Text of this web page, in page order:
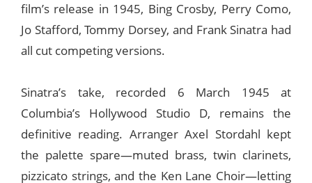
film’s release in 1945, Bing Crosby, Perry Como,
Jo Stafford, Tommy Dorsey, and Frank Sinatra had
all cut competing versions.
Sinatra’s take, recorded 6 March 1945 at
Columbia’s Hollywood Studio D, remains the
definitive reading. Arranger Axel Stordahl kept
the palette spare—muted brass, twin clarinets,
pizzicato strings, and the Ken Lane Choir—letting